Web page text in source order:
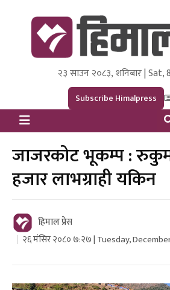
Himal Press
Dot NewsyNepal Media and
२३ साउन २०८३, शनिबार | Sat,
Subscribe Himalpress
जाजरकोट भूकम्प :
हजार लाभग्राही यकिन
हिमाल प्रेस
२६ मंसिर २०८० ७:२७ | Tuesday,